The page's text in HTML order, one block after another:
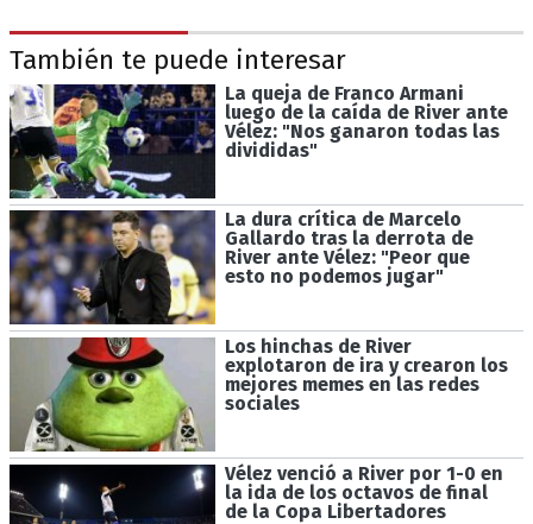
También te puede interesar
La queja de Franco Armani
luego de la caída de River ante
Vélez: "Nos ganaron todas las
divididas"
La dura crítica de Marcelo
Gallardo tras la derrota de
River ante Vélez: "Peor que
esto no podemos jugar"
Los hinchas de River
explotaron de ira y crearon los
mejores memes en las redes
sociales
Vélez venció a River por 1-0 en
la ida de los octavos de final
de la Copa Libertadores